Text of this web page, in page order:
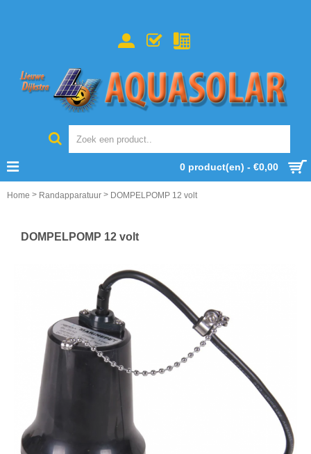
0 product(en) - €0,00
Home > Randapparatuur > DOMPELPOMP 12 volt
DOMPELPOMP 12 volt